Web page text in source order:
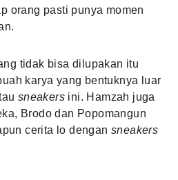
orang pasti punya momen
tidak bisa dilupakan itu
karya yang bentuknya luar
sneakers ini. Hamzah juga
Brodo dan Popomangun
cerita lo dengan sneakers